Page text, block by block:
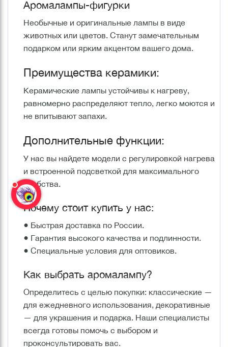
Аромалампы-фигурки
Необычные и оригинальные лампы в виде
животных или цветов. Станут замечательным
подарком или ярким акцентом вашего дома.
Преимущества керамики:
Керамические лампы устойчивы к нагреву,
равномерно распределяют тепло, легко моются и
не впитывают запахи.
Дополнительные функции:
У нас вы найдете модели с регулировкой нагрева
и встроенной подсветкой для максимального
удобства.
Почему стоит купить у нас:
● Быстрая доставка по России.
● Гарантия высокого качества и подлинности.
● Специальные условия для оптовиков.
Как выбрать аромалампу?
Определитесь с целью покупки: классические —
для ежедневного использования, декоративные
— для украшения и подарка. Наши специалисты
всегда готовы помочь с выбором и
проконсультировать вас.